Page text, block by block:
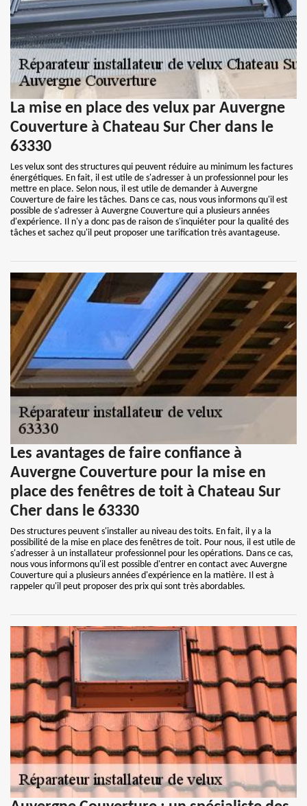
La mise en place des velux par Auvergne
Couverture à Chateau Sur Cher dans le
63330
Les velux sont des structures qui peuvent réduire au minimum les factures
énergétiques. En fait, il est utile de s'adresser à un professionnel pour les
mettre en place. Selon nous, il est utile de demander à Auvergne
Couverture de faire les tâches. Dans ce cas, nous vous informons qu'il est
possible de s'adresser à Auvergne Couverture qui a plusieurs années
d'expérience. Il n'y a donc pas de raison de s'inquiéter pour la qualité des
tâches et sachez qu'il peut proposer une tarification très avantageuse.
Les avantages de faire confiance à
Auvergne Couverture pour la mise en
place des fenêtres de toit à Chateau Sur
Cher dans le 63330
Des structures peuvent s'installer au niveau des toits. En fait, il y a la
possibilité de la mise en place des fenêtres de toit. Pour nous, il est utile de
s'adresser à un installateur professionnel pour les opérations. Dans ce cas,
nous vous informons qu'il est possible d'entrer en contact avec Auvergne
Couverture qui a plusieurs années d'expérience en la matière. Il est à
rappeler qu'il peut proposer des prix qui sont très abordables.